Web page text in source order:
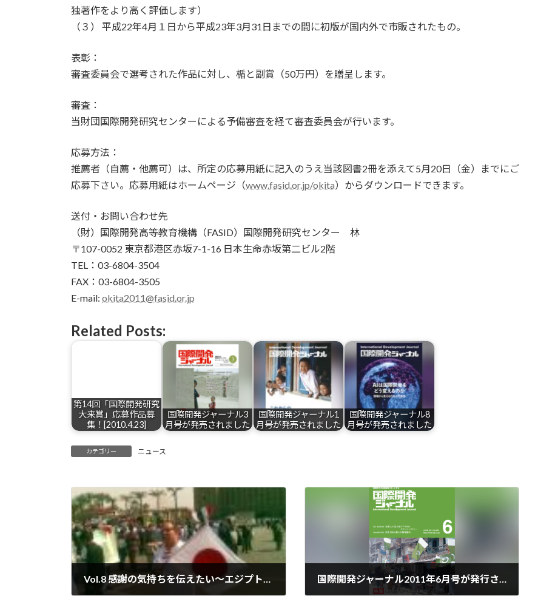
独著作をより高く評価します）
（３） 平成22年4月１日から平成23年3月31日までの間に初版が国内外で市販されたもの。
表彰：
審査委員会で選考された作品に対し、楯と副賞（50万円）を贈呈します。
審査：
当財団国際開発研究センターによる予備審査を経て審査委員会が行います。
応募方法：
推薦者（自薦・他薦可）は、所定の応募用紙に記入のうえ当該図書2冊を添えて5月20日（金）までにご
応募下さい。応募用紙はホームページ（www.fasid.or.jp/okita）からダウンロードできます。
送付・お問い合わせ先
（財）国際開発高等教育機構（FASID）国際開発研究センター 林
〒107-0052 東京都港区赤坂7-1-16 日本生命赤坂第二ビル2階
TEL：03-6804-3504
FAX：03-6804-3505
E-mail: okita2011@fasid.or.jp
Related Posts:
第14回「国際開発研究
大来賞」応募作品募
集！[2010.4.23]
国際開発ジャーナル3
月号が発売されました
国際開発ジャーナル1
月号が発売されました
国際開発ジャーナル8
月号が発売されました
カテゴリー ニュース
Vol.8 感謝の気持ちを伝えたい～エジプトから「頑張れ！ニッポン」 国際開発ジャーナル2011年6月号が発行されました［2011.5.30］